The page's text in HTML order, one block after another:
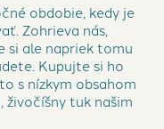
obdobie, kedy je
Zohrieva nás,
si ale napriek tomu
Kupujte si ho
s nízkym obsahom
živočíšny tuk našim